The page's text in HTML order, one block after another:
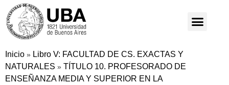
Inicio » Libro V: FACULTAD DE CS. EXACTAS Y
NATURALES » TÍTULO 10. PROFESORADO DE
ENSEÑANZA MEDIA Y SUPERIOR EN LA